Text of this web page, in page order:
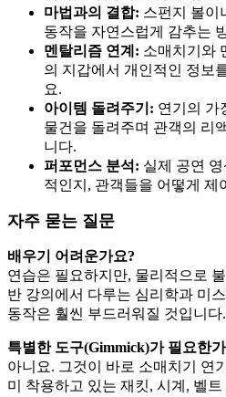
마법과의 결합: 스펀지 볼이
동작을 자연스럽게 감추는
멘탈리즘 연계: 소매치기와
의 지갑에서 개인적인 정보
요.
아이템 돌려주기: 연기의 가
물건을 돌려주며 관객의 리
니다.
퍼포먼스 분석: 실제 공연
적인지, 관객들을 어떻게 제
자주 묻는 질문
배우기 어려운가요?
연습은 필요하지만, 물리적으로
반 강의에서 다루는 심리학과 미
동작은 훨씬 부드러워질 것입니다.
특별한 도구(Gimmick)가 필요한
아니요. 그것이 바로 소매치기 연
미 착용하고 있는 재킷, 시계, 벨